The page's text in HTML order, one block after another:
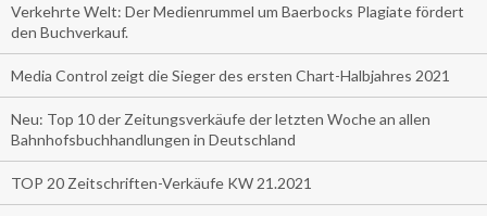
Verkehrte Welt: Der Medienrummel um Baerbocks Plagiate fördert
den Buchverkauf.
Media Control zeigt die Sieger des ersten Chart-Halbjahres 2021
Neu: Top 10 der Zeitungsverkäufe der letzten Woche an allen
Bahnhofsbuchhandlungen in Deutschland
TOP 20 Zeitschriften-Verkäufe KW 21.2021